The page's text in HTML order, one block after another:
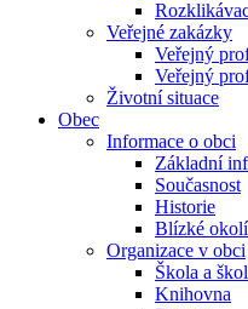
Veřejné zakázky
Veřejný
Veřejný
Životní situace
Obec
Informace o obci
Základní
Současnost
Historie
Blízké
Organizace v obci
Škola a
Knihovna